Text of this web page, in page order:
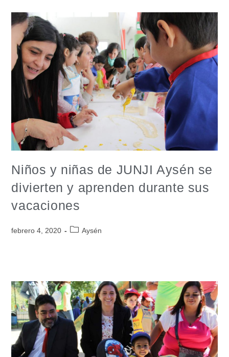
Niños y niñas de JUNJI Aysén se
divierten y aprenden durante sus
vacaciones
febrero 4, 2020 Aysén